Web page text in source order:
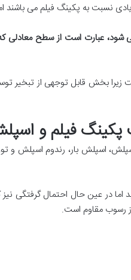
نسبت به پکینگ فیلم می باشند
شود، عبارت است از سطح
بخش قابل توجهی از تبخیر
پکینگ فیلم و